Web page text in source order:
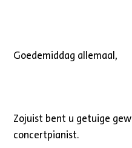
Goedemiddag allemaal,
Zojuist bent u getuige
concertpianist.